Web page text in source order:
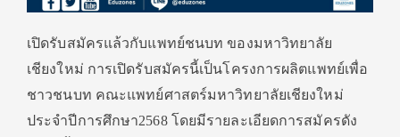
เปิดรับสมัครแล้วกับแพทย์ชนบท ของมหาวิทยาลัย
เชียงใหม่ การเปิดรับสมัครนี้เป็นโครงการผลิตแพทย์เพื่อ
ชาวชนบท คณะแพทย์ศาสตร์มหาวิทยาลัยเชียงใหม่
ประจำปีการศึกษา2568 โดยมีรายละเอียดการสมัครดัง